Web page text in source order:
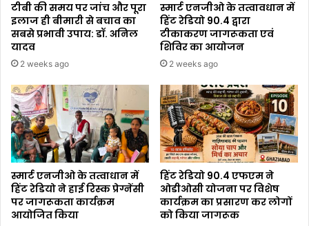
टीबी की समय पर जांच और पूरा
इलाज ही बीमारी से बचाव का
सबसे प्रभावी उपाय: डॉ. अनिल
यादव
2 weeks ago
स्मार्ट एनजीओ के तत्वावधान में
हिंट रेडियो 90.4 द्वारा
टीकाकरण जागरूकता एवं
शिविर का आयोजन
2 weeks ago
स्मार्ट एनजीओ के तत्वाधान में
हिंट रेडियो ने हाई रिस्क प्रेग्नेंसी
पर जागरूकता कार्यक्रम
आयोजित किया
हिंट रेडियो 90.4 एफएम ने
ओडीओसी योजना पर विशेष
कार्यक्रम का प्रसारण कर लोगों
को किया जागरूक